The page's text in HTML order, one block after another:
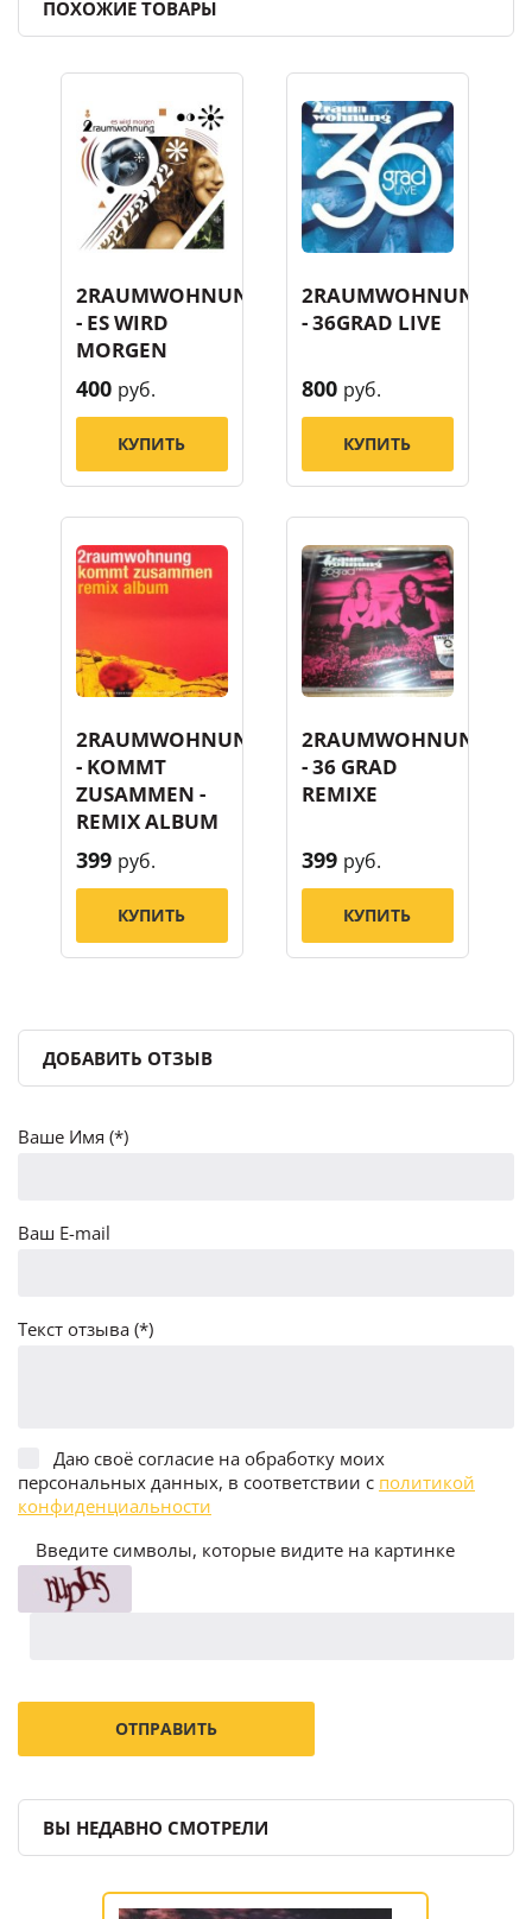
ПОХОЖИЕ ТОВАРЫ
2RAUMWOHNUNG
- ES WIRD
MORGEN
400 руб.
КУПИТЬ
2RAUMWOHNUNG
- 36GRAD LIVE
800 руб.
КУПИТЬ
2RAUMWOHNUNG
- KOMMT
ZUSAMMEN -
REMIX ALBUM
399 руб.
КУПИТЬ
2RAUMWOHNUNG
- 36 GRAD
REMIXE
399 руб.
КУПИТЬ
ДОБАВИТЬ ОТЗЫВ
Ваше Имя (*)
Ваш E-mail
Текст отзыва (*)
Даю своё согласие на обработку моих
персональных данных, в соответствии с политикой
конфиденциальности
Введите символы, которые видите на картинке
ВЫ НЕДАВНО СМОТРЕЛИ